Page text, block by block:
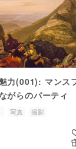
力(001): マンス
がらのパーティ
写真 撮影